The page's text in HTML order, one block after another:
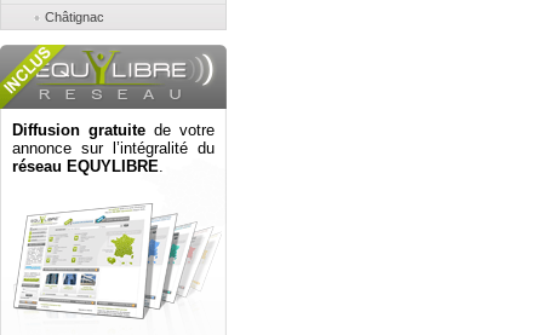
Châtignac
Diffusion gratuite de votre
annonce sur l’intégralité du
réseau EQUYLIBRE.